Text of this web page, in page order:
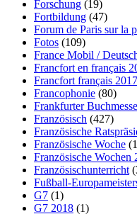
Forschung (19)
Fortbildung (47)
Forum de Paris sur la
Fotos (109)
France Mobil /
Francfort en français
Francfort français 2017
Francophonie (80)
Frankfurter Buchmesse
Französisch (427)
Französische
Französische Woche
Französische Wochen
Französischunterricht
Fußball-
G7 (1)
G7 2018 (1)